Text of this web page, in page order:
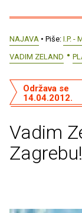
NAJAVA • Piše: I.P. -
VADIM ZELAND
Vadim
Zagrebu!
Održava se
14.04.2012.